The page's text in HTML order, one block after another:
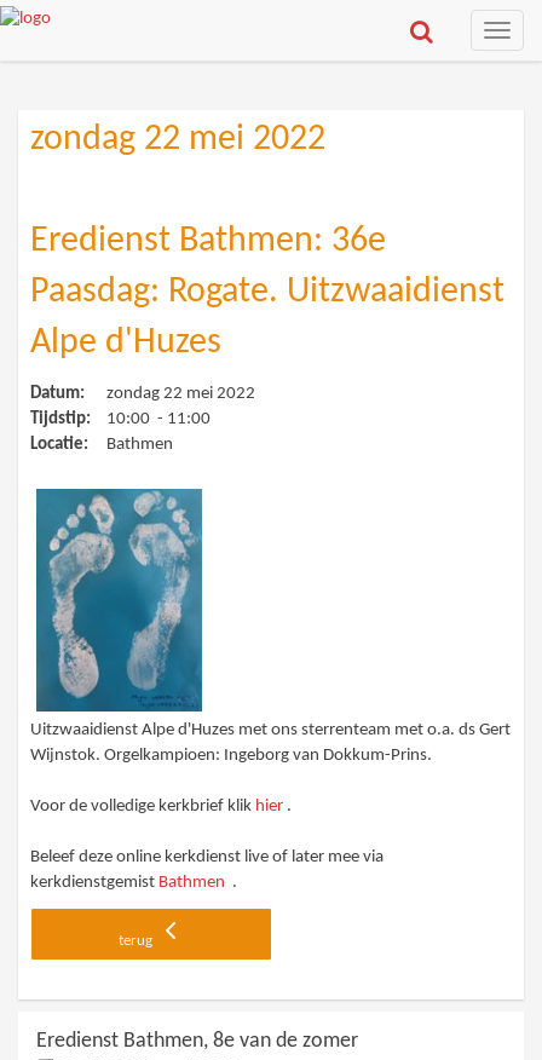
Toggle
zondag 22 mei 2022
Eredienst Bathmen: 36e
Paasdag: Rogate. Uitzwaaidienst
Alpe d'Huzes
Datum:
zondag 22 mei 2022
Tijdstip:
10:00 - 11:00
Locatie:
Bathmen
Uitzwaaidienst Alpe d'Huzes met ons sterrenteam met o.a. ds Gert
Wijnstok. Orgelkampioen: Ingeborg van Dokkum-Prins.
Voor de volledige kerkbrief klik hier .
Beleef deze online kerkdienst live of later mee via
kerkdienstgemist Bathmen .
terug
Eredienst Bathmen, 8e van de zomer